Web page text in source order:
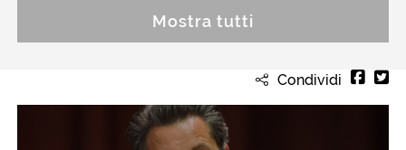
Mostra tutti
Condividi